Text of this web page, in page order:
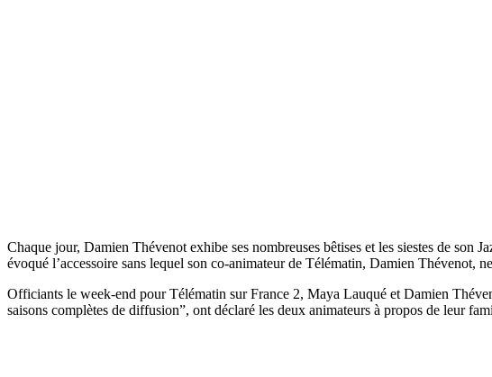
Chaque jour, Damien Thévenot exhibe ses nombreuses bêtises et les siestes de
évoqué l’accessoire sans lequel son co-animateur de Télématin, Damien Thévenot,
Officiants le week-end pour Télématin sur France 2, Maya Lauqué et Damien
saisons complètes de diffusion”, ont déclaré les deux animateurs à propos de leur